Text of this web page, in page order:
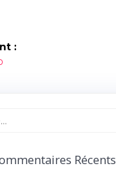
:
Récents